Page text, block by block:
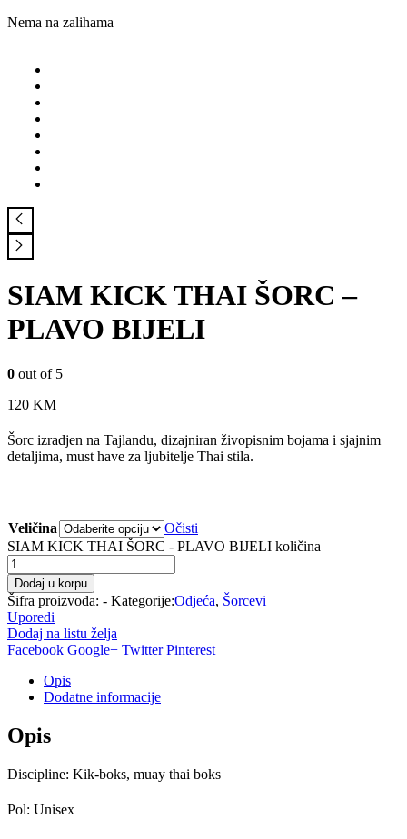
Nema na zalihama
SIAM KICK THAI ŠORC –
PLAVO BIJELI
0 out of 5
120 KM
Šorc izradjen na Tajlandu, dizajniran živopisnim bojama i sjajnim
detaljima, must have za ljubitelje Thai stila.
Veličina
Očisti
SIAM KICK THAI ŠORC - PLAVO BIJELI količina
Dodaj u korpu
Šifra proizvoda: - Kategorije:Odjeća, Šorcevi
Uporedi
Dodaj na listu želja
Facebook Google+ Twitter Pinterest
Opis
Dodatne informacije
Opis
Discipline: Kik-boks, muay thai boks
Pol: Unisex